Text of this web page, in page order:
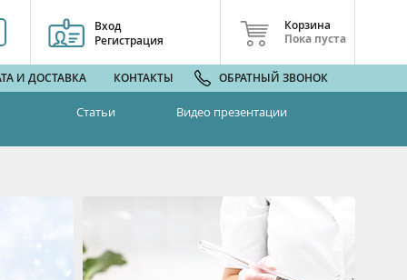
Вход
Регистрация
Корзина
Пока пуста
И ДОСТАВКА КОНТАКТЫ ОБРАТНЫЙ ЗВОНОК
Статьи Видео презентации